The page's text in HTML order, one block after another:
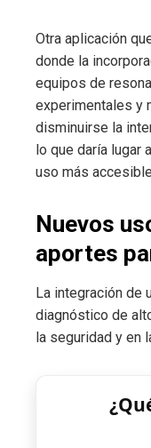
Otra aplicación
donde la
equipos de
experimentales y
disminuirse la
lo que daría
uso más
Nuevos
aportes
La integración de
diagnóstico de
la seguridad y en